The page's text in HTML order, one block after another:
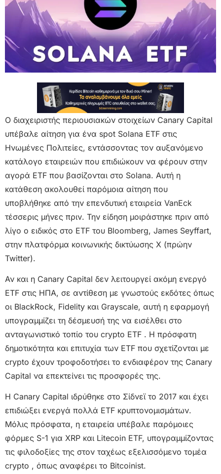
Ο διαχειριστής περιουσιακών στοιχείων Canary Capital
υπέβαλε αίτηση για ένα spot Solana ETF στις
Ηνωμένες Πολιτείες, εντάσσοντας τον αυξανόμενο
κατάλογο εταιρειών που επιδιώκουν να φέρουν στην
αγορά ETF που βασίζονται στo Solana. Αυτή η
κατάθεση ακολουθεί παρόμοια αίτηση που
υποβλήθηκε από την επενδυτική εταιρεία VanEck
τέσσερις μήνες πριν. Την είδηση ​​μοιράστηκε πριν από
λίγο ο ειδικός στο ETF του Bloomberg, James Seyffart,
στην πλατφόρμα κοινωνικής δικτύωσης X (πρώην
Twitter).
Αν και η Canary Capital δεν λειτουργεί ακόμη ενεργό
ETF στις ΗΠΑ, σε αντίθεση με γνωστούς εκδότες όπως
οι BlackRock, Fidelity και Grayscale, αυτή η εφαρμογή
υπογραμμίζει τη δέσμευσή της να εισέλθει στο
ανταγωνιστικό τοπίο του crypto ETF . Η πρόσφατη
δημοτικότητα και επιτυχία των ETF που σχετίζονται με
crypto έχουν τροφοδοτήσει το ενδιαφέρον της Canary
Capital να επεκτείνει τις προσφορές της.
Η Canary Capital ιδρύθηκε στο Σίδνεϊ το 2017 και έχει
επιδιώξει ενεργά πολλά ETF κρυπτονομισμάτων.
Μόλις πρόσφατα, η εταιρεία υπέβαλε παρόμοιες
φόρμες S-1 για XRP και Litecoin ETF, υπογραμμίζοντας
τις φιλοδοξίες της στον ταχέως εξελισσόμενο τομέα
crypto , όπως αναφέρει το Bitcoinist.